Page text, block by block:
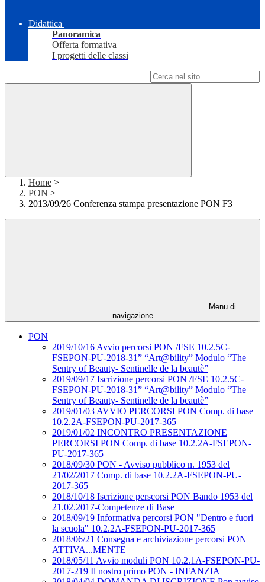
Didattica
Panoramica
Offerta formativa
I progetti delle classi
Home >
PON >
2013/09/26 Conferenza stampa presentazione PON F3
Menu di
navigazione
PON
2019/10/16 Avvio percorsi PON /FSE 10.2.5C-
FSEPON-PU-2018-31” “Art@bility” Modulo “The
Sentry of Beauty- Sentinelle de la beautè”
2019/09/17 Iscrizione percorsi PON /FSE 10.2.5C-
FSEPON-PU-2018-31” “Art@bility” Modulo “The
Sentry of Beauty- Sentinelle de la beautè”
2019/01/03 AVVIO PERCORSI PON Comp. di base
10.2.2A-FSEPON-PU-2017-365
2019/01/02 INCONTRO PRESENTAZIONE
PERCORSI PON Comp. di base 10.2.2A-FSEPON-
PU-2017-365
2018/09/30 PON - Avviso pubblico n. 1953 del
21/02/2017 Comp. di base 10.2.2A-FSEPON-PU-
2017-365
2018/10/18 Iscrizione perscorsi PON Bando 1953 del
21.02.2017-Competenze di Base
2018/09/19 Informativa percorsi PON "Dentro e fuori
la scuola" 10.2.2A-FSEPON-PU-2017-365
2018/06/21 Consegna e archiviazione percorsi PON
ATTIVA...MENTE
2018/05/11 Avvio moduli PON 10.2.1A-FSEPON-PU-
2017-219 Il nostro primo PON - INFANZIA